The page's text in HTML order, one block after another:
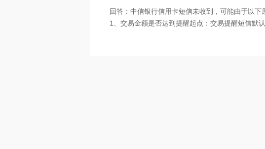
回答：中信银行信用卡短信未收到，可能由于以下
1、交易金额是否达到提醒起点：交易提醒短信默认